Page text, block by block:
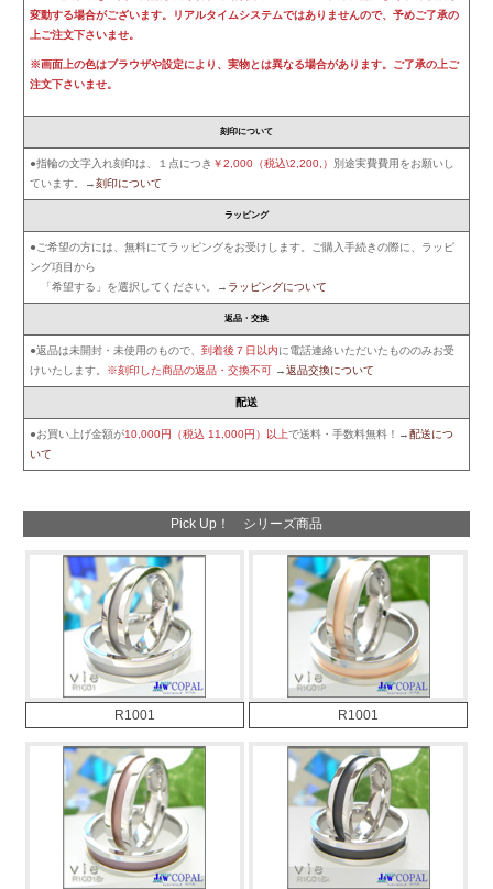
変動する場合がございます。リアルタイムシステムではありませんので、予めご了承の
上ご注文下さいませ。
※画面上の色はブラウザや設定により、実物とは異なる場合があります。ご了承の上ご
注文下さいませ。
刻印について
●指輪の文字入れ刻印は、１点につき ￥2,000（税込\2,200,）
別途実費費用をお願いし
ています。→刻印について
ラッピング
●ご希望の方には、無料にてラッピングをお受けします。ご購入手続きの際に、ラッピ
ング項目から
「希望する」を選択してください。→ ラッピングについて
返品・交換
●返品は未開封・未使用のもので、 到着後７日以内に電話連絡いただいたもののみお受
けいたします。
※刻印した商品の返品・交換不可 →返品交換について
配送
●お買い上げ金額が10,000円（税込 11,000円）以上で送料・手数料無料！→配送につ
いて
Pick Up！ シリーズ商品
R1001 R1001